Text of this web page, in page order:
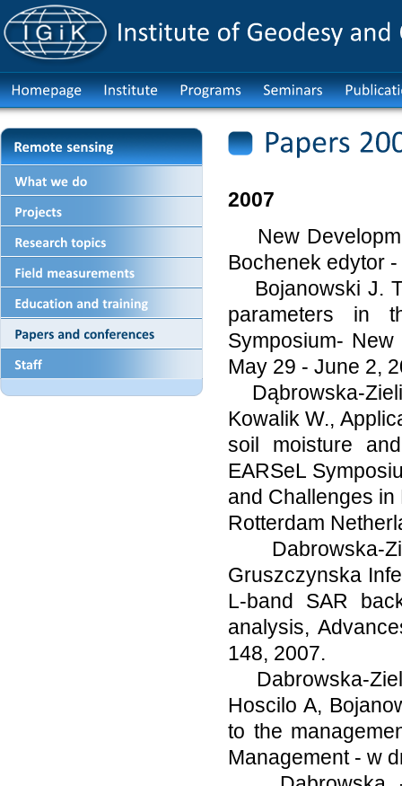
2007
New
Bochenek edytor
Bojanowski J.
parameters in
Symposium-
May 29 - June 2,
Dąbrowska-
Kowalik W.,
soil moisture
EARSeL
and Challenges in
Rotterdam
Dabrowska-
Gruszczynska
L-band SAR
analysis,
148, 2007.
Dabrowska-
Hoscilo A,
to the
Management - w